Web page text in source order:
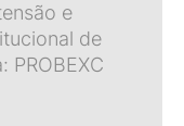
e
de
PROBEXC